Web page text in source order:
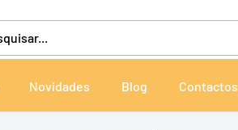
Novidades Blog Contactos